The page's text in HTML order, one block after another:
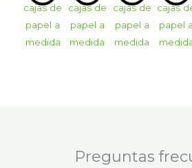
Preguntas